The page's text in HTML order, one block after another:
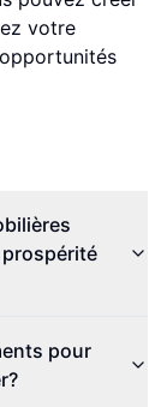
votre
pour